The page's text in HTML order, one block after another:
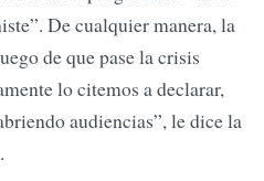
De cualquier manera, la
de que pase la crisis
lo citemos a declarar,
audiencias”, le dice la